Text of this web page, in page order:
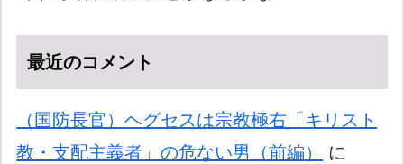
最近のコメント
（国防長官）ヘグセスは宗教極右「キリスト
教・支配主義者」の危ない男（前編）
に